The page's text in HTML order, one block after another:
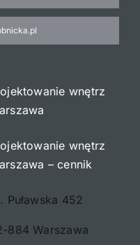
wnętrz
wnętrz
– cennik
Puławska 452
884 Warszawa